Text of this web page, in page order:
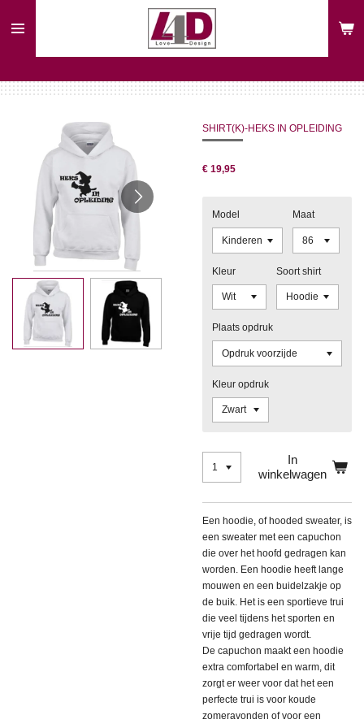
direct
hoofdinhoud
SHIRT(K)-HEKS IN OPLEIDING
€ 19,95
Model Maat
Kleur Soort shirt
Plaats opdruk
Kleur opdruk
In
winkelwagen
Een hoodie, of hooded sweater, is
een sweater met een capuchon
die over het hoofd gedragen kan
worden. Een hoodie heeft lange
mouwen en een buidelzakje op
de buik. Het is een sportieve trui
die veel tijdens het sporten en
vrije tijd gedragen wordt.
De capuchon maakt een hoodie
extra comfortabel en warm, dit
zorgt er weer voor dat het een
perfecte trui is voor koude
zomeravonden of voor een